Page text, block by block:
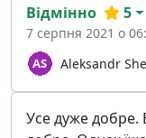
Aleksandr
Відмінно 5
7 серпня 2021 о
Усе дуже добре.